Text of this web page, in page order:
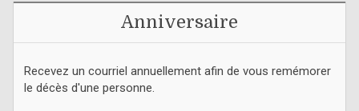
Anniversaire
Recevez un courriel annuellement afin de vous remémorer
le décès d'une personne.